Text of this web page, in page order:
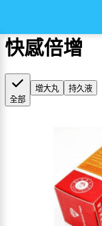
快感倍增
全部
增大丸 持久液